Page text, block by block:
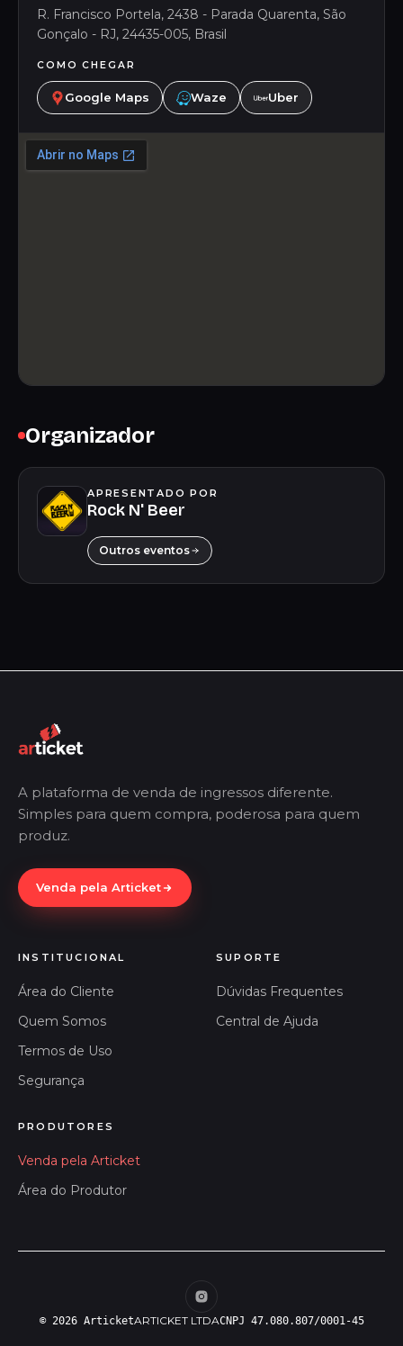
R. Francisco Portela, 2438 - Parada Quarenta, São
Gonçalo - RJ, 24435-005, Brasil
COMO CHEGAR
Google Maps Waze Uber
Organizador
APRESENTADO POR
Rock N' Beer
Outros eventos
A plataforma de venda de ingressos diferente.
Simples para quem compra, poderosa para quem
produz.
Venda pela Articket
INSTITUCIONAL
Área do Cliente
Quem Somos
Termos de Uso
Segurança
SUPORTE
Dúvidas Frequentes
Central de Ajuda
PRODUTORES
Venda pela Articket
Área do Produtor
© 2026 ArticketARTICKET LTDACNPJ 47.080.807/0001-45